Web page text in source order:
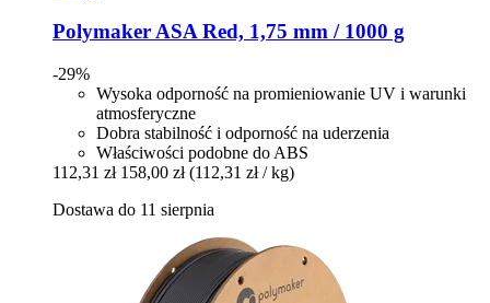
PolymakerASA Red, 1,75 mm / 1000 g
-29%
Wysoka odporność na promieniowanie UV i warunki
atmosferyczne
Dobra stabilność i odporność na uderzenia
Właściwości podobne do ABS
112,31 zł 158,00 zł (112,31 zł / kg)
Dostawa do 11 sierpnia